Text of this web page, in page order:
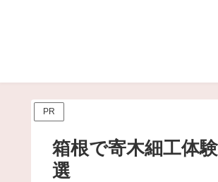
PR
箱根で寄木細工体
選